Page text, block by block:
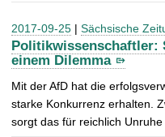
2017-09-25 | Sächsische
Politikwissenschaftler:
einem Dilemma
Mit der AfD hat die
starke Konkurrenz erhalten.
sorgt das für reichlich